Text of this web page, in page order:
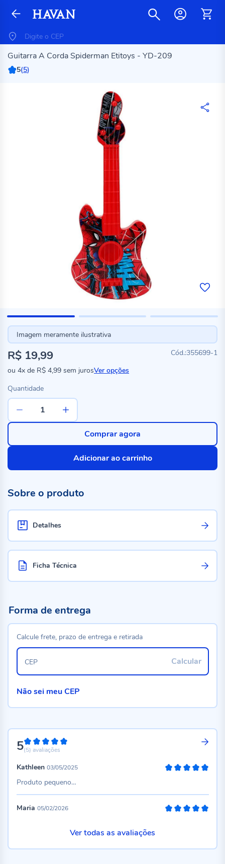
Guitarra A Corda Spiderman Etitoys - YD-209
5(5)
Imagem meramente ilustrativa
355699-1
R$ 19,99
ou 4x de R$ 4,99 sem jurosVer opções
Quantidade
Adicionar ao carrinho
Comprar agora
Sobre o produto
Detalhes
Ficha Técnica
5100%
(5) avaliações
Kathleen 03/05/2025
Produto pequeno…
Maria 05/02/2026
Ver todas as avaliações
Forma de entrega
Calcule frete, prazo de entrega e retirada
Calcular
CEP
Não sei meu CEP